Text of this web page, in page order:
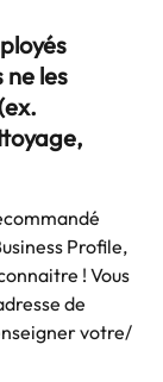
ne les
Profile,
! Vous
de
votre/